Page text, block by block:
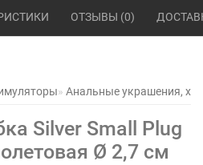
Анальные украшения,
Silver Small Plug
Ø 2,7 см
ОТЗЫВЫ (0)